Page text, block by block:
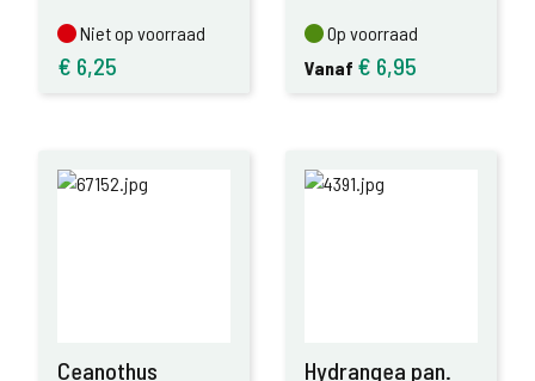
Niet op voorraad
Niet op voorraad
€ 6,25
Op voorraad
Op voorraad
Vanaf € 6,95
Ceanothus
Hydrangea pan.